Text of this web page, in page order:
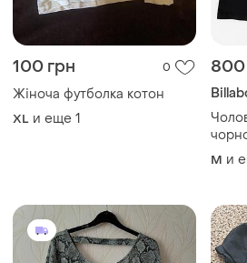
100 грн 0
Жіноча футболка котон
XL и еще 1
800
M и